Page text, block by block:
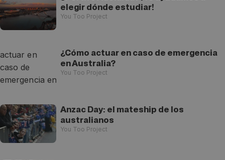
elegir dónde estudiar!
You Too Project
¿Cómo actuar en caso de emergencia
en Australia?
You Too Project
Anzac Day: el mateship de los
australianos
You Too Project